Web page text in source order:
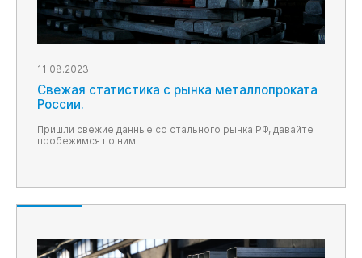
11.08.2023
Свежая статистика с рынка металлопроката
России.
Пришли свежие данные со стального рынка РФ, давайте
пробежимся по ним.